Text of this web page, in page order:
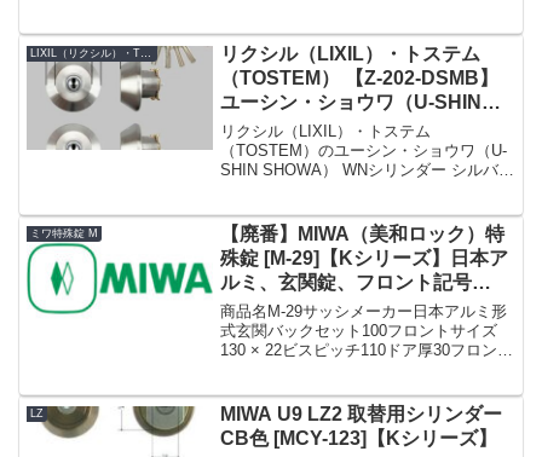
...
リクシル（LIXIL）・トステム
（TOSTEM） 【Z-202-DSMB】
ユーシン・ショウワ（U-SHIN
SHOWA） WNシリンダー 玄関ド
ア用 シルバー 2個同一
リクシル（LIXIL）・トステム
（TOSTEM）のユーシン・ショウワ（U-
SHIN SHOWA） WNシリンダー シルバー
リンダーの色シルバーセット...
ミワ特殊錠 M
【廃番】MIWA（美和ロック）特
殊錠 [M-29]【Kシリーズ】日本ア
ルミ、玄関錠、フロント記号
145SP
商品名M-29サッシメーカー日本アルミ形
式玄関バックセット100フロントサイズ
130 × 22ビスピッチ110ドア厚30フロント
錠 まとめ一覧表【M】
LZ
MIWA U9 LZ2 取替用シリンダー
CB色 [MCY-123]【Kシリーズ】